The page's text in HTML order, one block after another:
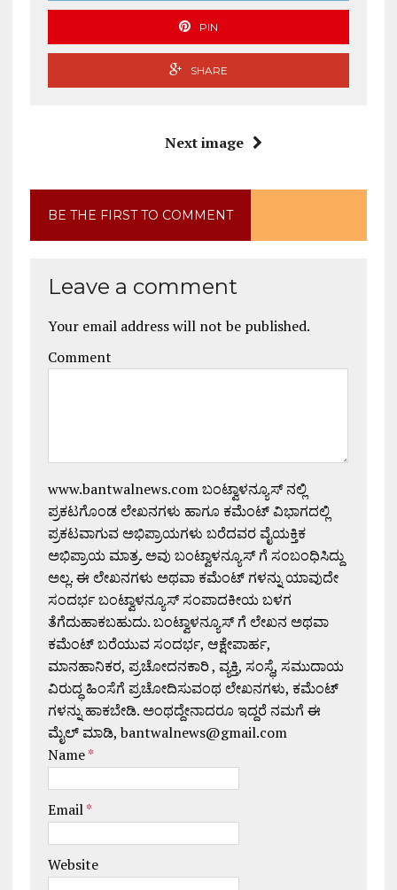
PIN
SHARE
Next image
BE THE FIRST TO COMMENT
Leave a comment
Your email address will not be published.
Comment
www.bantwalnews.com ಬಂಟ್ವಾಳನ್ಯೂಸ್ ನಲ್ಲಿ
ಪ್ರಕಟಗೊಂಡ ಲೇಖನಗಳು ಹಾಗೂ ಕಮೆಂಟ್ ವಿಭಾಗದಲ್ಲಿ
ಪ್ರಕಟವಾಗುವ ಅಭಿಪ್ರಾಯಗಳು ಬರೆದವರ ವೈಯಕ್ತಿಕ
ಅಭಿಪ್ರಾಯ ಮಾತ್ರ. ಅವು ಬಂಟ್ವಾಳನ್ಯೂಸ್ ಗೆ ಸಂಬಂಧಿಸಿದ್ದು
ಅಲ್ಲ. ಈ ಲೇಖನಗಳು ಅಥವಾ ಕಮೆಂಟ್ ಗಳನ್ನು ಯಾವುದೇ
ಸಂದರ್ಭ ಬಂಟ್ವಾಳನ್ಯೂಸ್ ಸಂಪಾದಕೀಯ ಬಳಗ
ತೆಗೆದುಹಾಕಬಹುದು. ಬಂಟ್ವಾಳನ್ಯೂಸ್ ಗೆ ಲೇಖನ ಅಥವಾ
ಕಮೆಂಟ್ ಬರೆಯುವ ಸಂದರ್ಭ, ಆಕ್ಷೇಪಾರ್ಹ,
ಮಾನಹಾನಿಕರ, ಪ್ರಚೋದನಕಾರಿ , ವ್ಯಕ್ತಿ, ಸಂಸ್ಥೆ, ಸಮುದಾಯ
ವಿರುದ್ಧ ಹಿಂಸೆಗೆ ಪ್ರಚೋದಿಸುವಂಥ ಲೇಖನಗಳು, ಕಮೆಂಟ್
ಗಳನ್ನು ಹಾಕಬೇಡಿ. ಅಂಥದ್ದೇನಾದರೂ ಇದ್ದರೆ ನಮಗೆ ಈ
ಮೈಲ್ ಮಾಡಿ, bantwalnews@gmail.com
Name*
Email*
Website